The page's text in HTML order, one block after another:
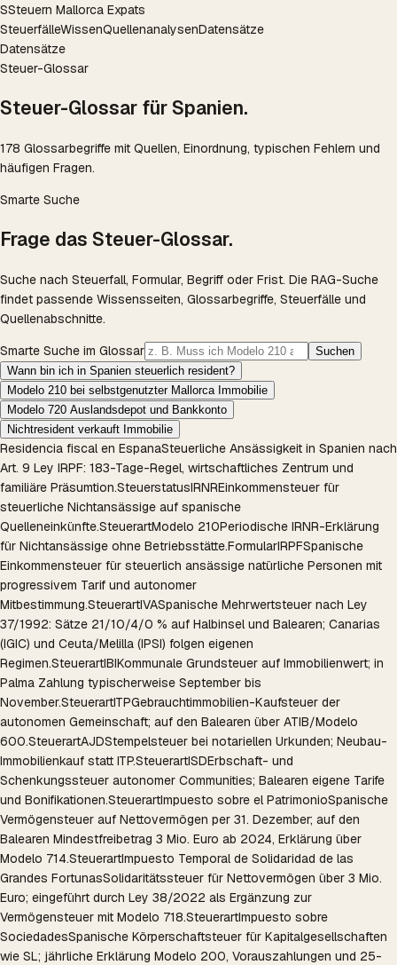
SSteuern Mallorca Expats
SteuerfälleWissenQuellenanalysenDatensätze
Datensätze
Steuer-Glossar
Steuer-Glossar für Spanien.
178 Glossarbegriffe mit Quellen, Einordnung, typischen Fehlern und
häufigen Fragen.
Smarte Suche
Frage das Steuer-Glossar.
Suche nach Steuerfall, Formular, Begriff oder Frist. Die RAG-Suche
findet passende Wissensseiten, Glossarbegriffe, Steuerfälle und
Quellenabschnitte.
Smarte Suche im Glossar
Suchen
Wann bin ich in Spanien steuerlich resident?
Modelo 210 bei selbstgenutzter Mallorca Immobilie
Modelo 720 Auslandsdepot und Bankkonto
Nichtresident verkauft Immobilie
Residencia fiscal en EspanaSteuerliche Ansässigkeit in Spanien nach
Art. 9 Ley IRPF: 183-Tage-Regel, wirtschaftliches Zentrum und
familiäre Präsumtion.SteuerstatusIRNREinkommensteuer für
steuerliche Nichtansässige auf spanische
Quelleneinkünfte.SteuerartModelo 210Periodische IRNR-Erklärung
für Nichtansässige ohne Betriebsstätte.FormularIRPFSpanische
Einkommensteuer für steuerlich ansässige natürliche Personen mit
progressivem Tarif und autonomer
Mitbestimmung.SteuerartIVASpanische Mehrwertsteuer nach Ley
37/1992: Sätze 21/10/4/0 % auf Halbinsel und Balearen; Canarias
(IGIC) und Ceuta/Melilla (IPSI) folgen eigenen
Regimen.SteuerartIBIKommunale Grundsteuer auf Immobilienwert; in
Palma Zahlung typischerweise September bis
November.SteuerartITPGebrauchtimmobilien-Kaufsteuer der
autonomen Gemeinschaft; auf den Balearen über ATIB/Modelo
600.SteuerartAJDStempelsteuer bei notariellen Urkunden; Neubau-
Immobilienkauf statt ITP.SteuerartISDErbschaft- und
Schenkungssteuer autonomer Communities; Balearen eigene Tarife
und Bonifikationen.SteuerartImpuesto sobre el PatrimonioSpanische
Vermögensteuer auf Nettovermögen per 31. Dezember; auf den
Balearen Mindestfreibetrag 3 Mio. Euro ab 2024, Erklärung über
Modelo 714.SteuerartImpuesto Temporal de Solidaridad de las
Grandes FortunasSolidaritätssteuer für Nettovermögen über 3 Mio.
Euro; eingeführt durch Ley 38/2022 als Ergänzung zur
Vermögensteuer mit Modelo 718.SteuerartImpuesto sobre
SociedadesSpanische Körperschaftsteuer für Kapitalgesellschaften
wie SL; jährliche Erklärung Modelo 200, Vorauszahlungen und 25-